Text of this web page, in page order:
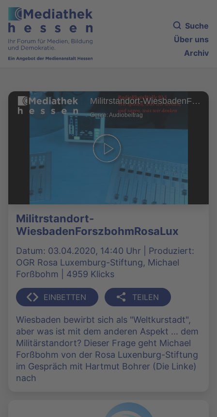
Suche
Über uns
Archiv
Militrstandort-WiesbadenForszbohmRosaLux
Genre: Audiobeitrag
Militrstandort-
WiesbadenForszbohmRosaLux
Datum: 03.04.2020, 14:40 Uhr | Produziert:
OGR Rosa Luxemburg-Stiftung, Michael
Forßbohm | 4959 Klicks
EINBETTEN TEILEN
Wiesbaden bewirbt sich als "Weltkurstadt",
aber was ist mit dem anderen Aspekt ... dem
Militärstandort? Dieser Frage geht Michael
Forßbohm von der Rosa Luxenburg-Stiftung
im Gespräch mit Hartmut Bohrer (Die Linke)
nach